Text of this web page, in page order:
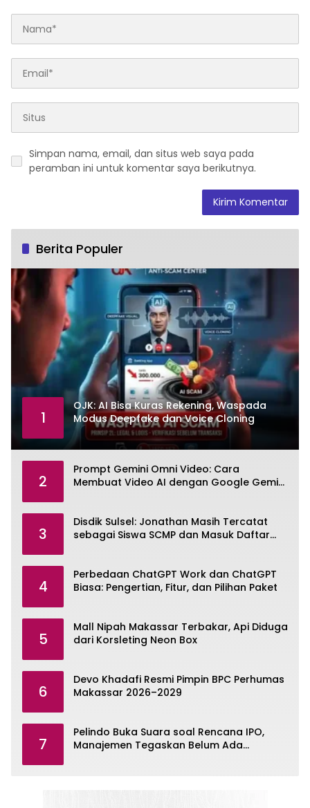
Simpan nama, email, dan situs web saya pada
peramban ini untuk komentar saya berikutnya.
Berita Populer
1
OJK: AI Bisa Kuras Rekening, Waspada
Modus Deepfake dan Voice Cloning
2
Prompt Gemini Omni Video: Cara
Membuat Video AI dengan Google Gemini
3
Disdik Sulsel: Jonathan Masih Tercatat
sebagai Siswa SCMP dan Masuk Daftar
4
Perbedaan ChatGPT Work dan ChatGPT
Biasa: Pengertian, Fitur, dan Pilihan Paket
5
Mall Nipah Makassar Terbakar, Api Diduga
dari Korsleting Neon Box
6
Devo Khadafi Resmi Pimpin BPC Perhumas
Makassar 2026–2029
7
Pelindo Buka Suara soal Rencana IPO,
Manajemen Tegaskan Belum Ada